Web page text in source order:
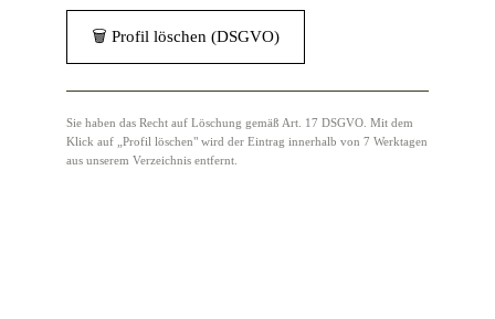
🗑 Profil löschen (DSGVO)
Sie haben das Recht auf Löschung gemäß Art. 17 DSGVO. Mit dem
Klick auf „Profil löschen" wird der Eintrag innerhalb von 7 Werktagen
aus unserem Verzeichnis entfernt.